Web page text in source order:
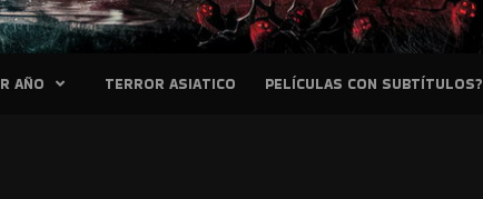
AÑO TERROR ASIATICO PELÍCULAS CON SUBTÍTULOS?